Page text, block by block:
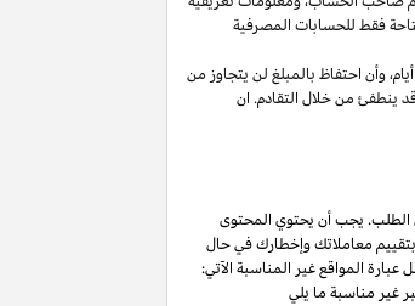
فقط للحسابات المصرفية
أيام،وأن احتفاظ بالمبلغ لن يتجاوز من
ينطفئ من خلال التقادم. ان
الطلب. يجب أن يحتوي المحتوى
معاملاتك وإخطارك في حال
المواقع غير المناسبة الآتي:
غير مناسبة ما يلي